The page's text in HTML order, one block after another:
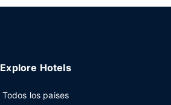
Explore Hotels
Todos los paises